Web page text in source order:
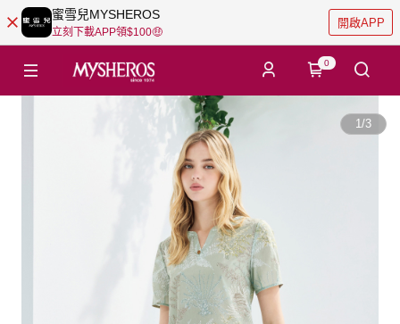
蜜雪兒MYSHEROS
立刻下載APP領$100🤑
開啟APP
0
1/3